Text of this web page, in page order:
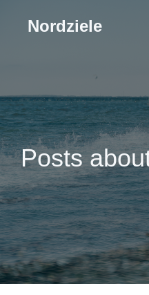
Nordziele
Posts